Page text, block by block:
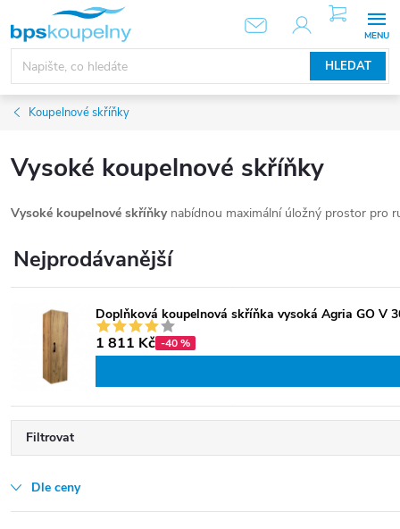
obsah
HLEDAT
NÁKUPNÍ
KOŠÍK
Koupelnové skříňky
Vysoké koupelnové skříňky
Vysoké koupelnové skříňkynabídnou maximální úložný prostor pro
Nejprodávanější
Doplňková koupelnová skříňka vysoká Agria GO V
1 811 Kč -40 %
Filtrovat
Dle ceny